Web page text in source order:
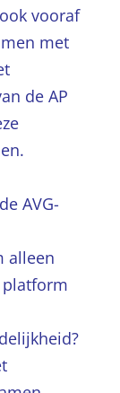
vooraf
met
de AP
AVG-
alleen
platform